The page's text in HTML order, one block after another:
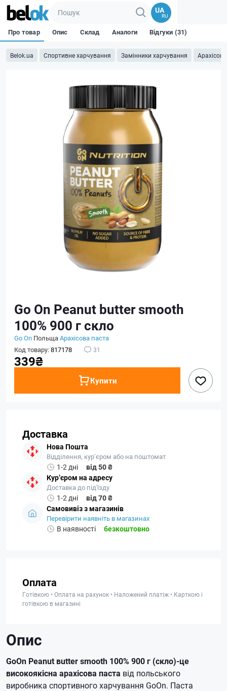
UA
RU
Belok.ua Спортивне харчування Замінники харчування
Про товар Опис Склад Аналоги Відгуки (31)
Go On Peanut butter smooth
100% 900 г скло
Go On ПольщаАрахісова паста
Код товару:817178 31
339₴
Купити
Доставка
Нова Пошта
Відділення, кур’єром або на поштомат
1-2 дні
від 50 ₴
Кур’єром на адресу
Доставка до під'їзду
1-2 дні
від 70 ₴
Самовивіз з магазинів
Перевірити наявніть в магазинах
В наявності безкоштовно
Оплата
Готівкою • Оплата на рахунок • Наложений платіж • Карткою і
готівкою в магазині
Опис
GoOn Peanut вutter smooth 100% 900 г (скло)-це
високоякісна арахісова паста від польського
виробника спортивного харчування GoOn. Паста